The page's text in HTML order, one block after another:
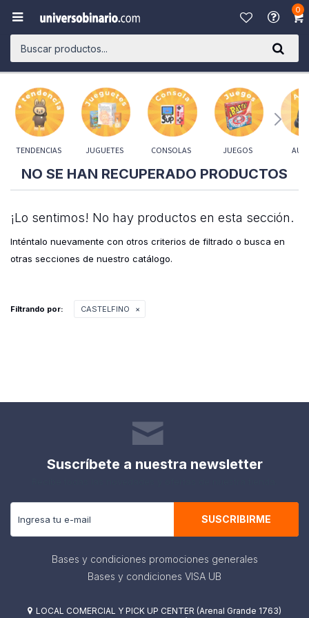
0

TENDENCIAS JUGUETES CONSOLAS JUEGOS
NO SE HAN RECUPERADO PRODUCTOS
¡Lo sentimos! No hay productos en esta sección.
Inténtalo nuevamente con otros criterios de filtrado o busca en
otras secciones de nuestro catálogo.
Filtrando por: CASTELFINO
Suscríbete a nuestra newsletter
SUSCRIBIRME
Bases y condiciones promociones generales
Bases y condiciones VISA UB
 LOCAL COMERCIAL Y PICK UP CENTER (Arenal Grande 1763)